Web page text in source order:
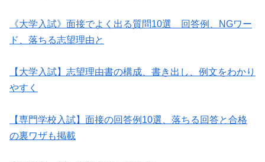
《大学入試》面接でよく出る質問10選 回答例、NGワー
ド、落ちる志望理由と
【大学入試】志望理由書の構成、書き出し、例文をわかり
やすく
【専門学校入試】面接の回答例10選、落ちる回答と合格
の裏ワザも掲載